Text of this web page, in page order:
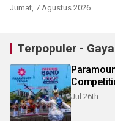
Jumat, 7 Agustus 2026
Terpopuler -
Jul 26th